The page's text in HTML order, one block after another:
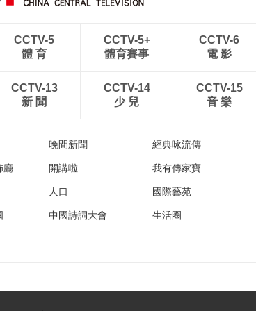
CCTV-5
體 育
CCTV-5+
體育賽事
CCTV-6
電 影
CCTV-13
新 聞
CCTV-14
少 兒
CCTV-15
音 樂
晚間新聞 經典咏流傳
廳 開講啦 我有傳家寶
人口 國際藝苑
中國詩詞大會 生活圈